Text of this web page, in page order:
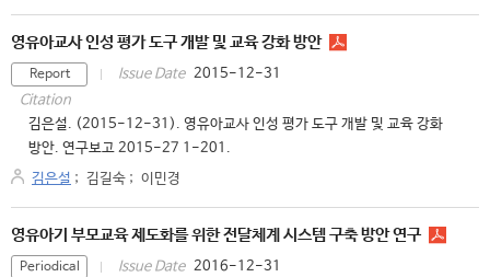
영유아교사 인성 평가 도구 개발 및 교육 강화 방안
Report Issue Date 2015-12-31
Citation
김은설. (2015-12-31). 영유아교사 인성 평가 도구 개발 및 교육 강화
방안. 연구보고 2015-27 1-201.
김은설 ; 김길숙 ; 이민경
영유아기 부모교육 제도화를 위한 전달체계 시스템 구축 방안 연구
Periodical Issue Date 2016-12-31